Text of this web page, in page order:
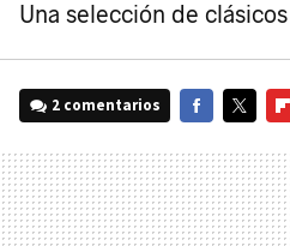
Una selección de
2 comentarios